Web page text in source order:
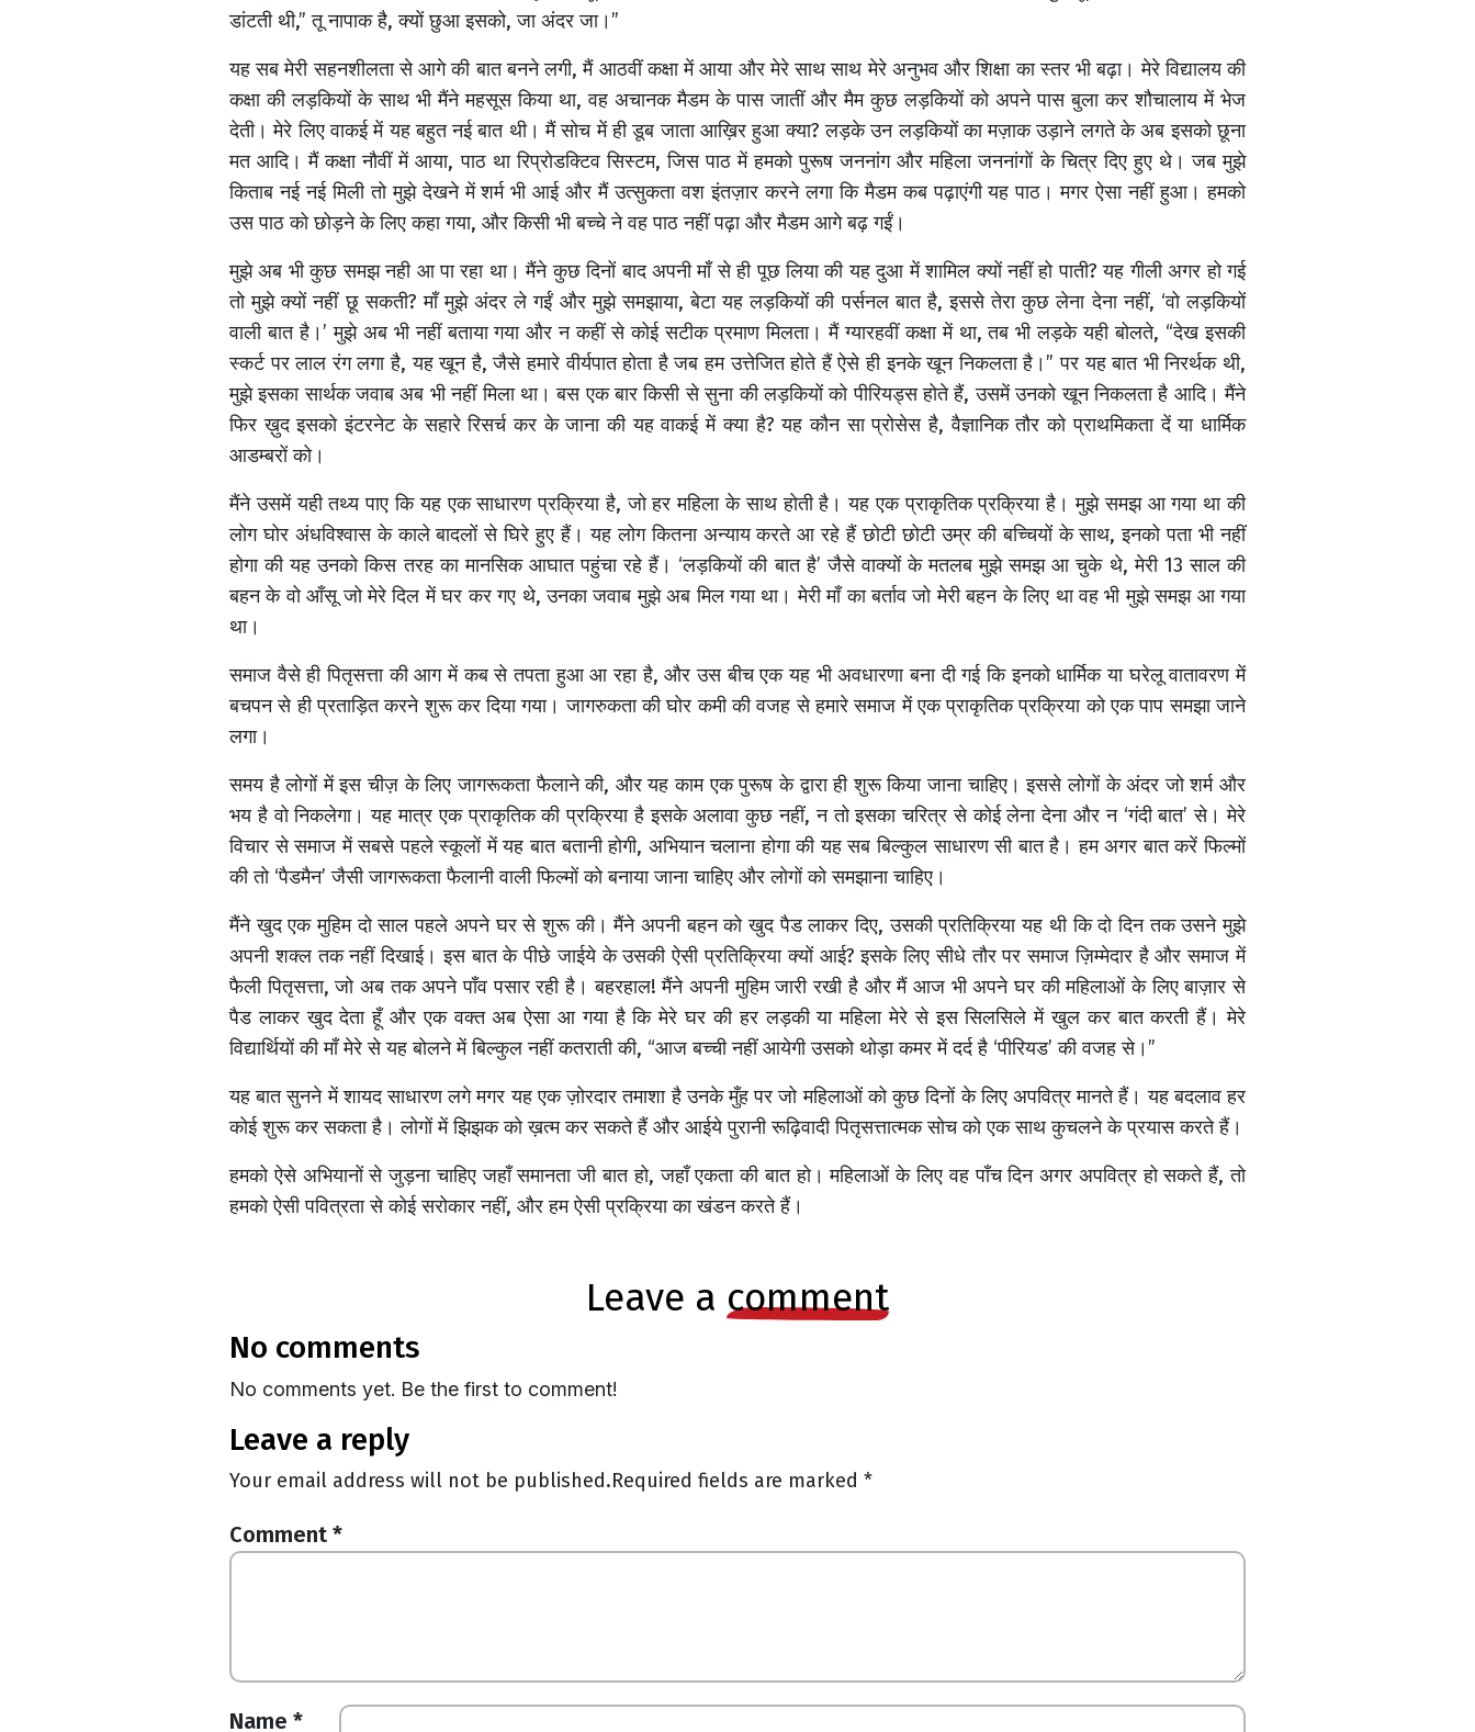
डांटती थी,” तू नापाक है, क्यों छुआ इसको, जा अंदर जा।”
यह सब मेरी सहनशीलता से आगे की बात बनने लगी, मैं आठवीं कक्षा में आया और मेरे साथ साथ मेरे अनुभव और शिक्षा का स्तर भी बढ़ा। मेरे विद्यालय की
कक्षा की लड़कियों के साथ भी मैंने महसूस किया था, वह अचानक मैडम के पास जातीं और मैम कुछ लड़कियों को अपने पास बुला कर शौचालाय में भेज
देती। मेरे लिए वाकई में यह बहुत नई बात थी। मैं सोच में ही डूब जाता आख़िर हुआ क्या? लड़के उन लड़कियों का मज़ाक उड़ाने लगते के अब इसको छूना
मत आदि। मैं कक्षा नौवीं में आया, पाठ था रिप्रोडक्टिव सिस्टम, जिस पाठ में हमको पुरूष जननांग और महिला जननांगों के चित्र दिए हुए थे। जब मुझे
किताब नई नई मिली तो मुझे देखने में शर्म भी आई और मैं उत्सुकता वश इंतज़ार करने लगा कि मैडम कब पढ़ाएंगी यह पाठ। मगर ऐसा नहीं हुआ। हमको
उस पाठ को छोड़ने के लिए कहा गया, और किसी भी बच्चे ने वह पाठ नहीं पढ़ा और मैडम आगे बढ़ गईं।
मुझे अब भी कुछ समझ नही आ पा रहा था। मैंने कुछ दिनों बाद अपनी माँ से ही पूछ लिया की यह दुआ में शामिल क्यों नहीं हो पाती? यह गीली अगर हो गई
तो मुझे क्यों नहीं छू सकती? माँ मुझे अंदर ले गईं और मुझे समझाया, बेटा यह लड़कियों की पर्सनल बात है, इससे तेरा कुछ लेना देना नहीं, ‘वो लड़कियों
वाली बात है।’ मुझे अब भी नहीं बताया गया और न कहीं से कोई सटीक प्रमाण मिलता। मैं ग्यारहवीं कक्षा में था, तब भी लड़के यही बोलते, “देख इसकी
स्कर्ट पर लाल रंग लगा है, यह खून है, जैसे हमारे वीर्यपात होता है जब हम उत्तेजित होते हैं ऐसे ही इनके खून निकलता है।” पर यह बात भी निरर्थक थी,
मुझे इसका सार्थक जवाब अब भी नहीं मिला था। बस एक बार किसी से सुना की लड़कियों को पीरियड्स होते हैं, उसमें उनको खून निकलता है आदि। मैंने
फिर ख़ुद इसको इंटरनेट के सहारे रिसर्च कर के जाना की यह वाकई में क्या है? यह कौन सा प्रोसेस है, वैज्ञानिक तौर को प्राथमिकता दें या धार्मिक
आडम्बरों को।
मैंने उसमें यही तथ्य पाए कि यह एक साधारण प्रक्रिया है, जो हर महिला के साथ होती है। यह एक प्राकृतिक प्रक्रिया है। मुझे समझ आ गया था की
लोग घोर अंधविश्वास के काले बादलों से घिरे हुए हैं। यह लोग कितना अन्याय करते आ रहे हैं छोटी छोटी उम्र की बच्चियों के साथ, इनको पता भी नहीं
होगा की यह उनको किस तरह का मानसिक आघात पहुंचा रहे हैं। ‘लड़कियों की बात है’ जैसे वाक्यों के मतलब मुझे समझ आ चुके थे, मेरी 13 साल की
बहन के वो आँसू जो मेरे दिल में घर कर गए थे, उनका जवाब मुझे अब मिल गया था। मेरी माँ का बर्ताव जो मेरी बहन के लिए था वह भी मुझे समझ आ गया
था।
समाज वैसे ही पितृसत्ता की आग में कब से तपता हुआ आ रहा है, और उस बीच एक यह भी अवधारणा बना दी गई कि इनको धार्मिक या घरेलू वातावरण में
बचपन से ही प्रताड़ित करने शुरू कर दिया गया। जागरुकता की घोर कमी की वजह से हमारे समाज में एक प्राकृतिक प्रक्रिया को एक पाप समझा जाने
लगा।
समय है लोगों में इस चीज़ के लिए जागरूकता फैलाने की, और यह काम एक पुरूष के द्वारा ही शुरू किया जाना चाहिए। इससे लोगों के अंदर जो शर्म और
भय है वो निकलेगा। यह मात्र एक प्राकृतिक की प्रक्रिया है इसके अलावा कुछ नहीं, न तो इसका चरित्र से कोई लेना देना और न ‘गंदी बात’ से। मेरे
विचार से समाज में सबसे पहले स्कूलों में यह बात बतानी होगी, अभियान चलाना होगा की यह सब बिल्कुल साधारण सी बात है। हम अगर बात करें फिल्मों
की तो ‘पैडमैन’ जैसी जागरूकता फैलानी वाली फिल्मों को बनाया जाना चाहिए और लोगों को समझाना चाहिए।
मैंने खुद एक मुहिम दो साल पहले अपने घर से शुरू की। मैंने अपनी बहन को खुद पैड लाकर दिए, उसकी प्रतिक्रिया यह थी कि दो दिन तक उसने मुझे
अपनी शक्ल तक नहीं दिखाई। इस बात के पीछे जाईये के उसकी ऐसी प्रतिक्रिया क्यों आई? इसके लिए सीधे तौर पर समाज ज़िम्मेदार है और समाज में
फैली पितृसत्ता, जो अब तक अपने पाँव पसार रही है। बहरहाल! मैंने अपनी मुहिम जारी रखी है और मैं आज भी अपने घर की महिलाओं के लिए बाज़ार से
पैड लाकर खुद देता हूँ और एक वक्त अब ऐसा आ गया है कि मेरे घर की हर लड़की या महिला मेरे से इस सिलसिले में खुल कर बात करती हैं। मेरे
विद्यार्थियों की माँ मेरे से यह बोलने में बिल्कुल नहीं कतराती की, “आज बच्ची नहीं आयेगी उसको थोड़ा कमर में दर्द है ‘पीरियड’ की वजह से।”
यह बात सुनने में शायद साधारण लगे मगर यह एक ज़ोरदार तमाशा है उनके मुँह पर जो महिलाओं को कुछ दिनों के लिए अपवित्र मानते हैं। यह बदलाव हर
कोई शुरू कर सकता है। लोगों में झिझक को ख़त्म कर सकते हैं और आईये पुरानी रूढ़िवादी पितृसत्तात्मक सोच को एक साथ कुचलने के प्रयास करते हैं।
हमको ऐसे अभियानों से जुड़ना चाहिए जहाँ समानता जी बात हो, जहाँ एकता की बात हो। महिलाओं के लिए वह पाँच दिन अगर अपवित्र हो सकते हैं, तो
हमको ऐसी पवित्रता से कोई सरोकार नहीं, और हम ऐसी प्रक्रिया का खंडन करते हैं।
leave a comment
no comments
No comments yet. Be the first to comment!
leave a reply
Your email address will not be published.Required fields are marked *
Comment *
Name *